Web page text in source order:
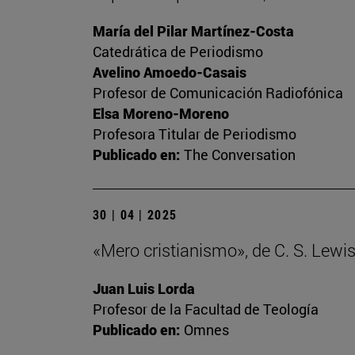
María del Pilar Martínez-Costa
Catedrática de Periodismo
Avelino Amoedo-Casais
Profesor de Comunicación Radiofónica
Elsa Moreno-Moreno
Profesora Titular de Periodismo
Publicado en: The Conversation
30 | 04 | 2025
«Mero cristianismo», de C. S. Lewis
Juan Luis Lorda
Profesor de la Facultad de Teología
Publicado en: Omnes